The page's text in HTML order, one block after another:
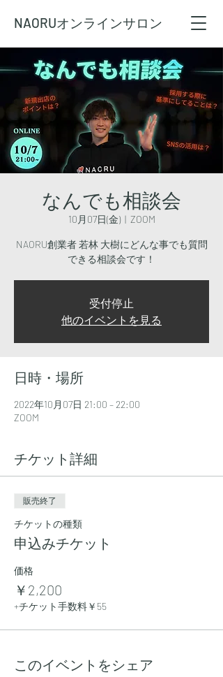
NAORUオンラインサロン
なんでも相談会
10月07日(金)
  |
ZOOM
NAORU創業者 若林 大樹にどんな事でも質問
できる相談会です！
受付停止
他のイベントを見る
日時・場所
2022年10月07日 21:00 – 22:00
ZOOM
チケット詳細
販売終了
チケットの種類
申込みチケット
価格
￥2,200
+チケット手数料￥55
このイベントをシェア